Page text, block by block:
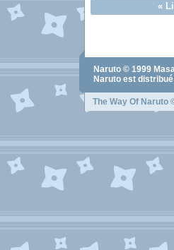
«
Naruto © 1999
Naruto est
The Way Of Naruto